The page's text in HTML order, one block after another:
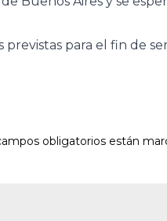
previstas para el fin de
obligatorios están